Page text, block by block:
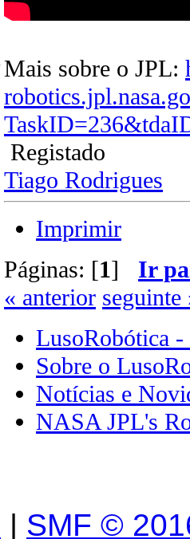
Mais sobre o JPL:
Registado
Tiago Rodrigues
Imprimir
Páginas: [1] Ir
« anterior seguinte
LusoRobótica -
Sobre o
Notícias e
NASA JPL's
| SMF ©